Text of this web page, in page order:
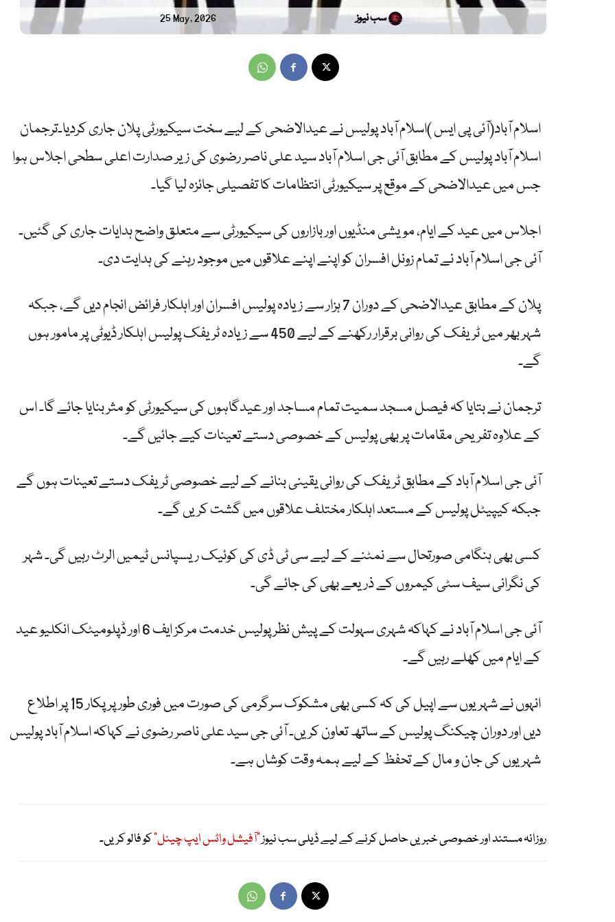
25 May, 2026 سب نیوز
اسلام آباد(آئی پی ایس )اسلام آباد پولیس نے عیدالاضحی کے لیے سخت سیکیورٹی پلان جاری کردیا۔ترجمان
اسلام آباد پولیس کے مطابق آئی جی اسلام آباد سید علی ناصر رضوی کی زیر صدارت اعلی سطحی اجلاس ہوا
جس میں عیدالاضحی کے موقع پر سیکیورٹی انتظامات کا تفصیلی جائزہ لیا گیا۔
اجلاس میں عید کے ایام، مویشی منڈیوں اور بازاروں کی سیکیورٹی سے متعلق واضح ہدایات جاری کی گئیں۔
آئی جی اسلام آباد نے تمام زونل افسران کو اپنے اپنے علاقوں میں موجود رہنے کی ہدایت دی۔
پلان کے مطابق عیدالاضحی کے دوران 7 ہزار سے زیادہ پولیس افسران اور اہلکار فرائض انجام دیں گے، جبکہ
شہر بھر میں ٹریفک کی روانی برقرار رکھنے کے لیے 450 سے زیادہ ٹریفک پولیس اہلکار ڈیوٹی پر مامور ہوں
گے۔
ترجمان نے بتایا کہ فیصل مسجد سمیت تمام مساجد اور عیدگاہوں کی سیکیورٹی کو مثر بنایا جائے گا۔ اس
کے علاوہ تفریحی مقامات پر بھی پولیس کے خصوصی دستے تعینات کیے جائیں گے۔
آئی جی اسلام آباد کے مطابق ٹریفک کی روانی یقینی بنانے کے لیے خصوصی ٹریفک دستے تعینات ہوں گے
جبکہ کیپیٹل پولیس کے مستعد اہلکار مختلف علاقوں میں گشت کریں گے۔
کسی بھی ہنگامی صورتحال سے نمٹنے کے لیے سی ٹی ڈی کی کوئیک ریسپانس ٹیمیں الرٹ رہیں گی۔ شہر
کی نگرانی سیف سٹی کیمروں کے ذریعے بھی کی جائے گی۔
آئی جی اسلام آباد نے کہاکہ شہری سہولت کے پیش نظر پولیس خدمت مرکز ایف 6 اور ڈپلومیٹک انکلیو عید
کے ایام میں کھلے رہیں گے۔
انہوں نے شہریوں سے اپیل کی کہ کسی بھی مشکوک سرگرمی کی صورت میں فوری طور پر پکار 15 پر اطلاع
دیں اور دوران چیکنگ پولیس کے ساتھ تعاون کریں۔ آئی جی سید علی ناصر رضوی نے کہاکہ اسلام آباد پولیس
شہریوں کی جان و مال کے تحفظ کے لیے ہمہ وقت کوشاں ہے۔
روزانہ مستند اور خصوصی خبریں حاصل کرنے کے لیے ڈیلی سب نیوز"آفیشل واٹس ایپ چینل"کو فالو کریں۔